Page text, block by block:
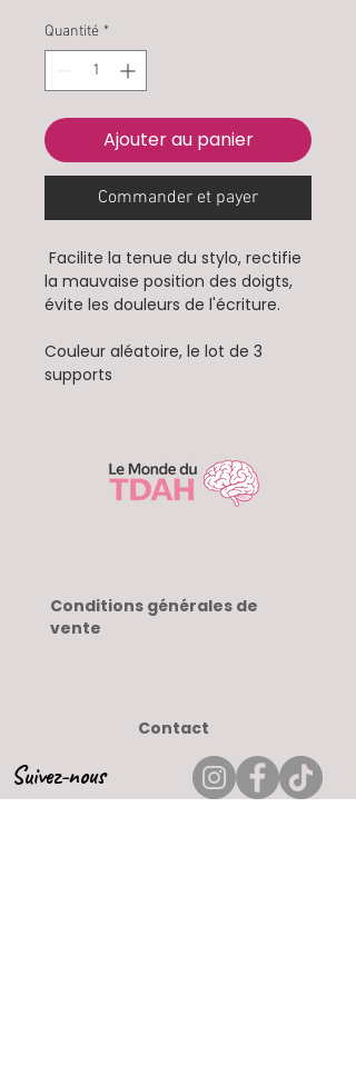
Quantité *
Ajouter au panier
Commander et payer
​ Facilite la tenue du stylo, rectifie
la mauvaise position des doigts,
évite les douleurs de l'écriture.
Couleur aléatoire, le lot de 3
supports
Conditions générales de
vente
Contact
Suivez-nous